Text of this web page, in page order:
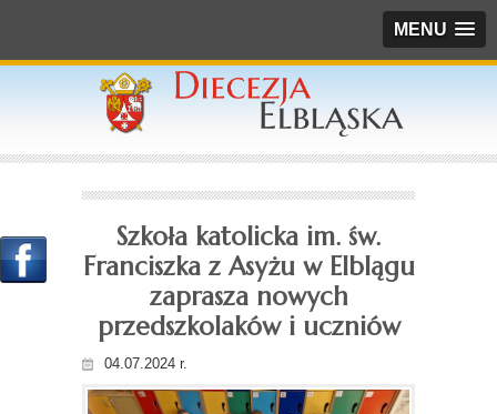
MENU
Szkoła katolicka im. św.
Franciszka z Asyżu w Elblągu
zaprasza nowych
przedszkolaków i uczniów
04.07.2024 r.